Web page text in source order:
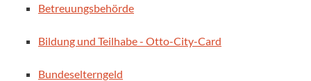
Betreuungsbehörde
Bildung und Teilhabe - Otto-City-Card
Bundeselterngeld